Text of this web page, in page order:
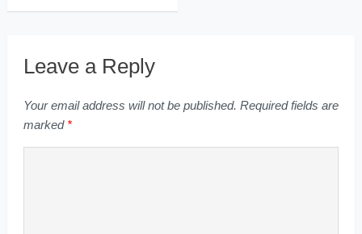
Leave a Reply
Your email address will not be published. Required fields are
marked *